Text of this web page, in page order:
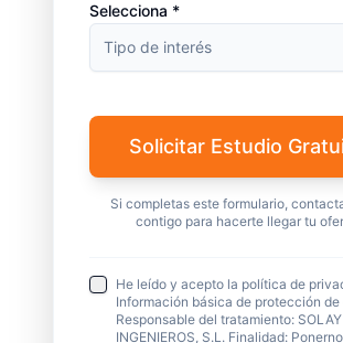
Selecciona *
Tipo de interés
Solicitar Estudio
Si completas este formulario,
contigo para hacerte llegar tu
He leído y acepto la política de
Información básica de protección de
Responsable del tratamiento: SOLAY
INGENIEROS, S.L. Finalidad: